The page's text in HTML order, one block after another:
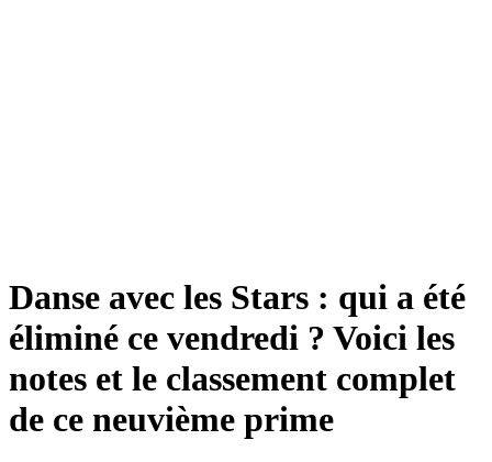
Danse avec les Stars : qui a été
éliminé ce vendredi ? Voici les
notes et le classement complet
de ce neuvième prime